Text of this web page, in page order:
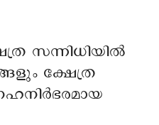
സന്നിധിയിൽ
ക്ഷേത്ര